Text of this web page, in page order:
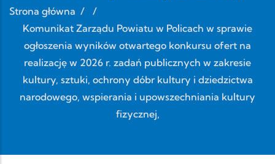
Strona główna /
/
Komunikat Zarządu Powiatu w Policach w sprawie
ogłoszenia wyników otwartego konkursu ofert na
realizację w 2026 r. zadań publicznych w zakresie
kultury, sztuki, ochrony dóbr kultury i dziedzictwa
narodowego, wspierania i upowszechniania kultury
fizycznej,